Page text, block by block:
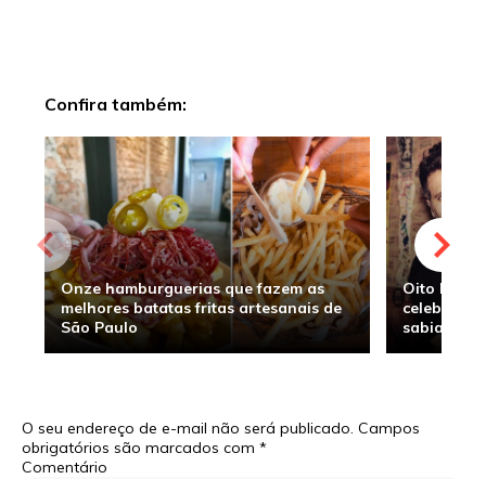
Confira também:
Onze hamburguerias que fazem as
melhores batatas fritas artesanais de
São Paulo
Oito
sabia
O seu endereço de e-mail não será publicado. Campos
obrigatórios são marcados com *
Comentário